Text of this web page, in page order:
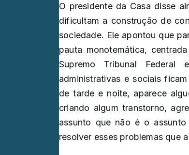
O presidente da Casa disse
dificultam a construção de
sociedade. Ele apontou que
pauta monotemática,
Supremo Tribunal Federal
administrativas e sociais
de tarde e noite, aparece
criando algum transtorno,
assunto que não é o
resolver esses problemas que